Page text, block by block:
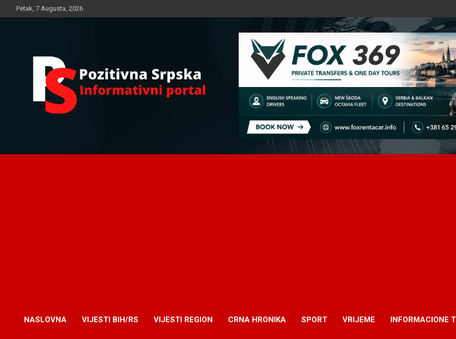
to
Petak, 7 Augusta, 2026
NASLOVNA VIJESTI BIH/RS VIJESTI REGION CRNA HRONIKA SPORT VRIJEME INFORMACIONE